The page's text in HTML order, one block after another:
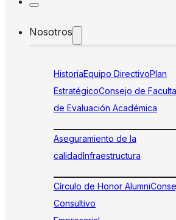
Nosotros
HistoriaEquipo DirectivoPlan
EstratégicoConsejo de
de Evaluación Académica
Aseguramiento de la
calidadInfraestructura
Círculo de Honor Alumni
Consultivo